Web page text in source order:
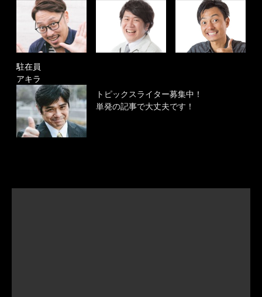
駐在員
アキラ
トピックスライター募集中！
単発の記事で大丈夫です！